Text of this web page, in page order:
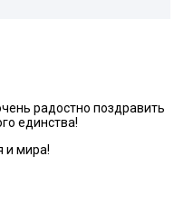
радостно поздравить
единства!
и мира!